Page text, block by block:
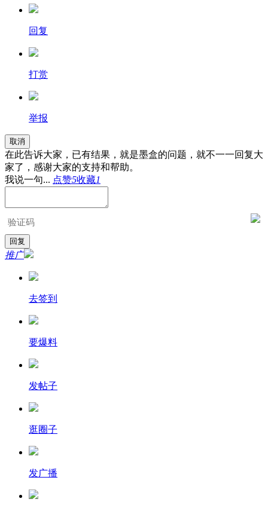
回复
打赏
举报
取消
在此告诉大家，已有结果，就是墨盒的问题，就不一一回复大
家了，感谢大家的支持和帮助。
我说一句... 点赞5收藏1
推广
去签到
要爆料
发帖子
逛圈子
发广播